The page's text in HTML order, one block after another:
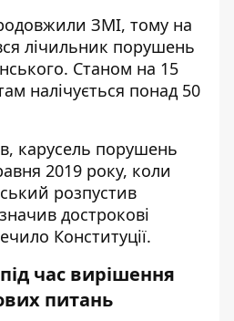
ЗМІ, тому на
лічильник порушень
Станом на 15
налічується понад 50
, карусель порушень
2019 року, коли
розпустив
дострокові
Конституції.
час вирішення
питань